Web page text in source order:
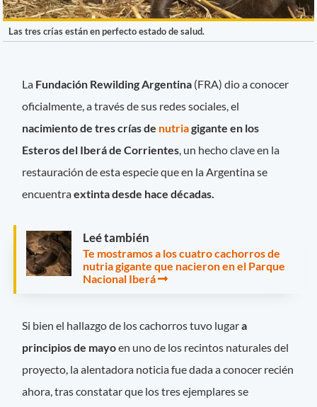
Las tres crías están en perfecto estado de salud.
La Fundación Rewilding Argentina (FRA) dio a conocer
oficialmente, a través de sus redes sociales, el
nacimiento de tres crías de nutriagigante en los
Esteros del Iberá de Corrientes , un hecho clave en la
restauración de esta especie que en la Argentina se
encuentraextinta desde hace décadas.
Leé también
Te mostramos a los cuatro cachorros de
nutria gigante que nacieron en el Parque
Nacional Iberá
Si bien el hallazgo de los cachorros tuvo lugara
principios de mayoen uno de los recintos naturales del
proyecto, la alentadora noticia fue dada a conocer recién
ahora, tras constatar que los tres ejemplares se